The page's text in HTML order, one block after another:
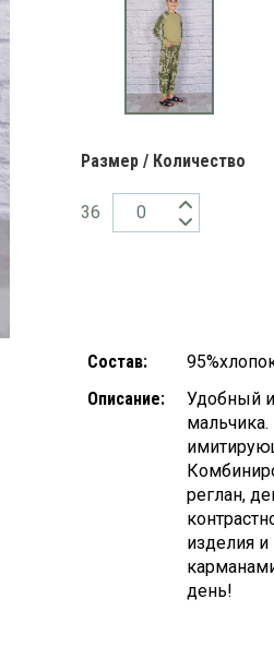
Размер / Количество
36
Состав:
Описание:
Удобный
реглан,
изделия
день!